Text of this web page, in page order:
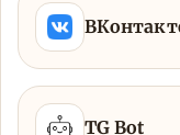
TG Bot